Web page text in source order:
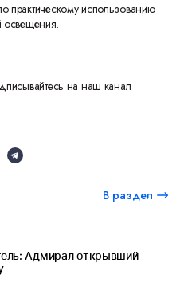
практическому использованию
освещения.
на наш канал
В раздел
Адмирал открывший